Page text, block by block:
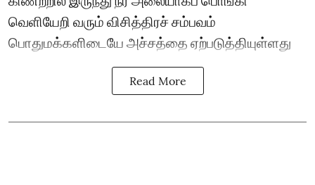
வெளியேறி வரும் விசித்திரச் சம்பவம்
பொதுமக்களிடையே அச்சத்தை ஏற்படுத்தியுள்ளது
Read More